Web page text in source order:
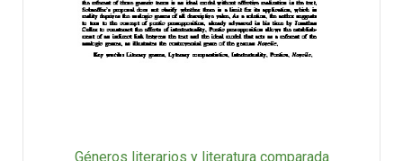
Géneros literarios y literatura comparada